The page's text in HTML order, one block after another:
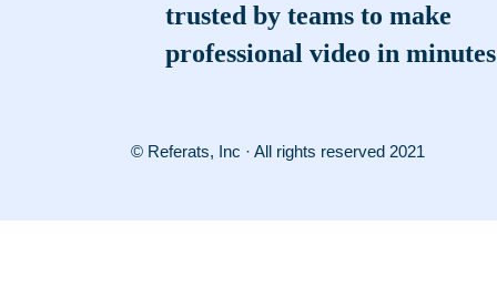
trusted by teams to make
professional video in minutes
© Referats, Inc · All rights reserved 2021